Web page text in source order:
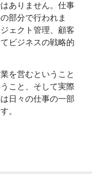
ありません。仕事
部分で行われま
ェクト管理、顧客
ビジネスの戦略的
を営むということ
こと、そして実際
日々の仕事の一部
。